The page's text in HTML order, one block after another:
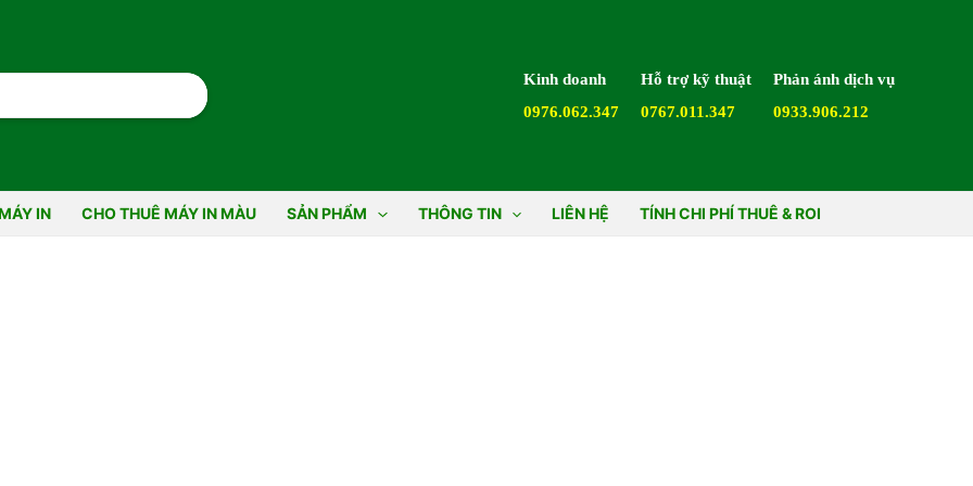
Kinh doanh
0976.062.347
Hỗ trợ kỹ thuật
0767.011.347
Phản ánh dịch vụ
0933.906.212
IN CHO THUÊ MÁY IN MÀU SẢN PHẨM THÔNG TIN LIÊN HỆ TÍNH CHI PHÍ THUÊ & ROI